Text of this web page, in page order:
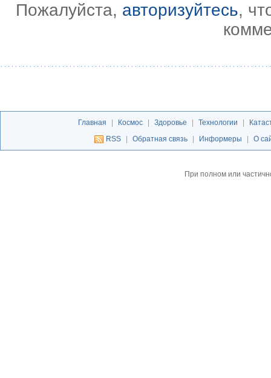
Пожалуйста, авторизуйтесь,
Главная Космос Здоровье Технологии
RSS
Обратная связь Информеры О
При полном или